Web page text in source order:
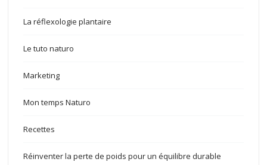
La réflexologie plantaire
Le tuto naturo
Marketing
Mon temps Naturo
Recettes
Réinventer la perte de poids pour un équilibre durable